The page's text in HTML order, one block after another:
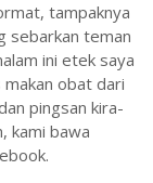
tampaknya
sebarkan teman
ini etek saya
makan obat dari
pingsan kira-
kami bawa